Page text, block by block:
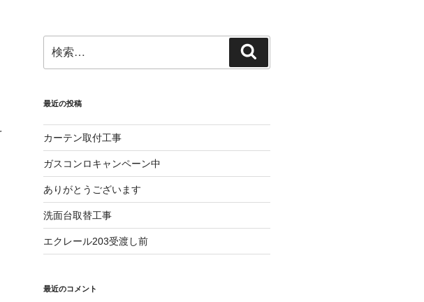
索:
索
最近の投稿
カーテン取付工事
ガスコンロキャンペーン中
ありがとうございます
洗面台取替工事
エクレール203受渡し前
最近のコメント